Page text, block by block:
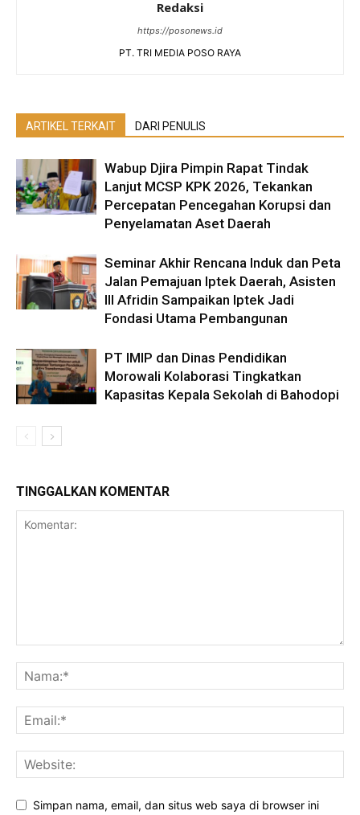
Redaksi
https://posonews.id
PT. TRI MEDIA POSO RAYA
ARTIKEL TERKAIT DARI PENULIS
Wabup Djira Pimpin Rapat Tindak
Lanjut MCSP KPK 2026, Tekankan
Percepatan Pencegahan Korupsi dan
Penyelamatan Aset Daerah
Seminar Akhir Rencana Induk dan Peta
Jalan Pemajuan Iptek Daerah, Asisten
III Afridin Sampaikan Iptek Jadi
Fondasi Utama Pembangunan
PT IMIP dan Dinas Pendidikan
Morowali Kolaborasi Tingkatkan
Kapasitas Kepala Sekolah di Bahodopi
TINGGALKAN KOMENTAR
Simpan nama, email, dan situs web saya di browser ini